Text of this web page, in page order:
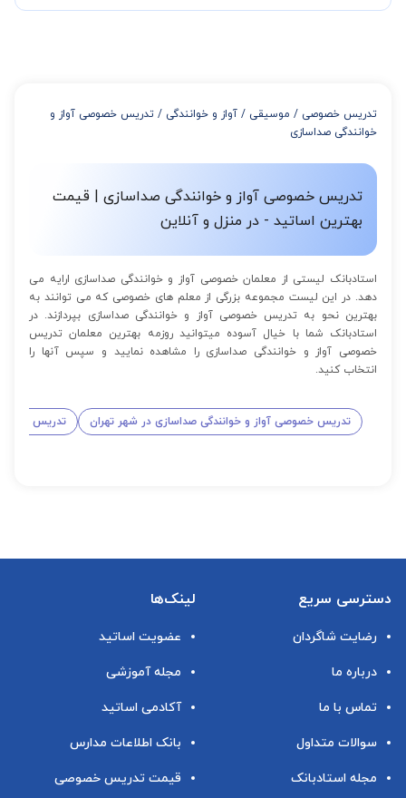
از 12 تا 15 جلسه: 7% تخفیف
از 16 تا 100 جلسه: 9% تخفیف
تدریس خصوصی / موسیقی / آواز و خوانندگی / تدریس خصوصی آواز و
خوانندگی صداسازی
تدریس خصوصی آواز و خوانندگی صداسازی | قیمت
بهترین اساتید - در منزل و آنلاین
استادبانک لیستی از معلمان خصوصی آواز و خوانندگی صداسازی ارایه می
دهد. در این لیست مجموعه بزرگی از معلم های خصوصی که می توانند به
بهترین نحو به تدریس خصوصی آواز و خوانندگی صداسازی بپردازند. در
استادبانک شما با خیال آسوده میتوانید روزمه بهترین معلمان تدریس
خصوصی آواز و خوانندگی صداسازی را مشاهده نمایید و سپس آنها را
انتخاب کنید.
تدریس خصوصی آواز و خوانندگی صداسازی در شهر تهران تدریس
دسترسی سریع
رضایت شاگردان
درباره ما
تماس با ما
سوالات متداول
مجله استادبانک
لینک‌ها
عضویت اساتید
مجله آموزشی
آکادمی اساتید
بانک اطلاعات مدارس
قیمت تدریس خصوصی